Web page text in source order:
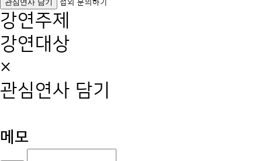
관심연사 담기 섭외 문의하기
강연주제
강연대상
×
관심연사 담기
메모